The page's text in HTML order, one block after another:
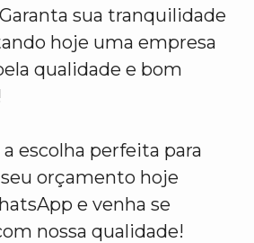
sua tranquilidade
hoje uma empresa
qualidade e bom
escolha perfeita para
orçamento hoje
e venha se
nossa qualidade!